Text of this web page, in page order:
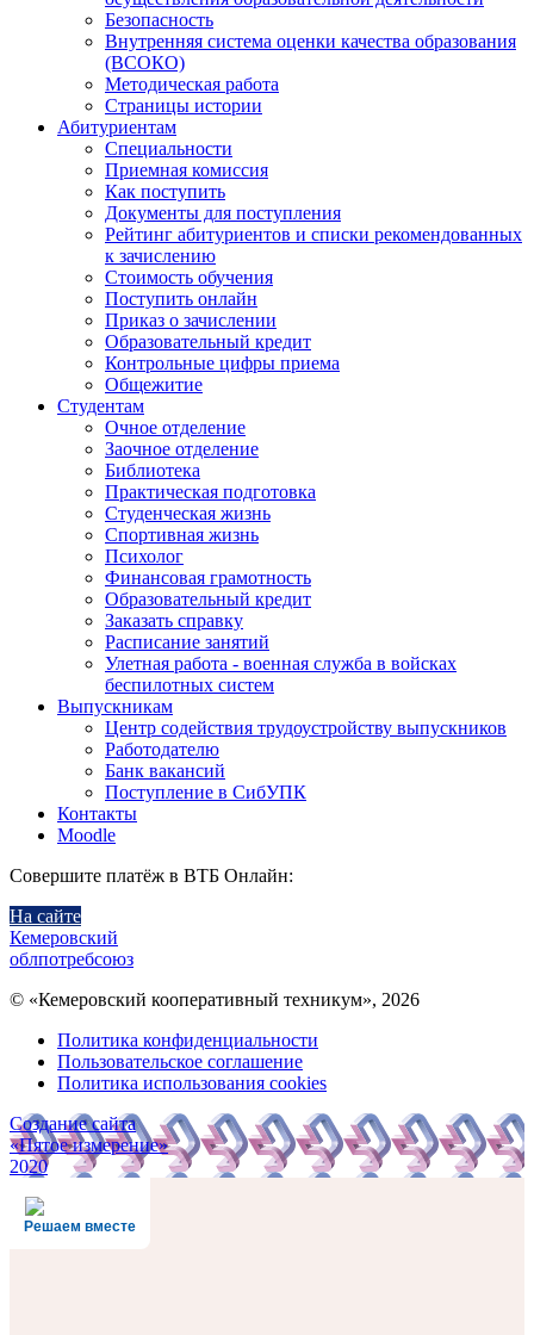
Безопасность
Внутренняя система оценки качества образования
(ВСОКО)
Методическая работа
Страницы истории
Абитуриентам
Специальности
Приемная комиссия
Как поступить
Документы для поступления
Рейтинг абитуриентов и списки рекомендованных
к зачислению
Стоимость обучения
Поступить онлайн
Приказ о зачислении
Образовательный кредит
Контрольные цифры приема
Общежитие
Студентам
Очное отделение
Заочное отделение
Библиотека
Практическая подготовка
Студенческая жизнь
Спортивная жизнь
Психолог
Финансовая грамотность
Образовательный кредит
Заказать справку
Расписание занятий
Улетная работа - военная служба в войсках
беспилотных систем
Выпускникам
Центр содействия трудоустройству выпускников
Работодателю
Банк вакансий
Поступление в СибУПК
Контакты
Moodle
Совершите платёж в ВТБ Онлайн:
На сайте
Кемеровский
облпотребсоюз
© «Кемеровский кооперативный техникум», 2026
Политика конфиденциальности
Пользовательское соглашение
Политика использования cookies
Создание сайта
«Пятое измерение»
2020
Решаем вместе